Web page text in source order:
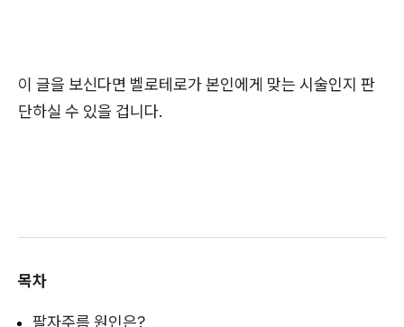
이 글을 보신다면 벨로테로가 본인에게 맞는 시술인지 판
단하실 수 있을 겁니다.
목차
팔자주름 원인은?